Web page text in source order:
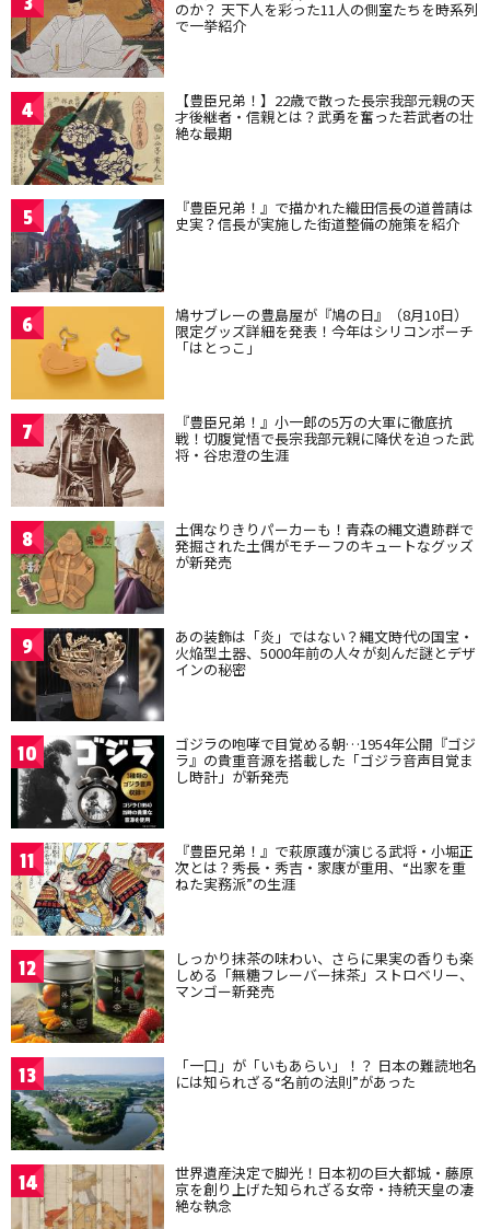
のか？ 天下人を彩った11人の側室たちを時系列
で一挙紹介
4 【豊臣兄弟！】22歳で散った長宗我部元親の天
才後継者・信親とは？武勇を奮った若武者の壮
絶な最期
5 『豊臣兄弟！』で描かれた織田信長の道普請は
史実？信長が実施した街道整備の施策を紹介
6 鳩サブレーの豊島屋が『鳩の日』（8月10日）
限定グッズ詳細を発表！今年はシリコンポーチ
「はとっこ」
7 『豊臣兄弟！』小一郎の5万の大軍に徹底抗
戦！切腹覚悟で長宗我部元親に降伏を迫った武
将・谷忠澄の生涯
8 土偶なりきりパーカーも！青森の縄文遺跡群で
発掘された土偶がモチーフのキュートなグッズ
が新発売
9 あの装飾は「炎」ではない？縄文時代の国宝・
火焔型土器、5000年前の人々が刻んだ謎とデザ
インの秘密
10 ゴジラの咆哮で目覚める朝…1954年公開『ゴジ
ラ』の貴重音源を搭載した「ゴジラ音声目覚ま
し時計」が新発売
11 『豊臣兄弟！』で萩原護が演じる武将・小堀正
次とは？秀長・秀吉・家康が重用、“出家を重
ねた実務派”の生涯
12 しっかり抹茶の味わい、さらに果実の香りも楽
しめる「無糖フレーバー抹茶」ストロベリー、
マンゴー新発売
13 「一口」が「いもあらい」！？ 日本の難読地名
には知られざる“名前の法則”があった
14 世界遺産決定で脚光！日本初の巨大都城・藤原
京を創り上げた知られざる女帝・持統天皇の凄
絶な執念